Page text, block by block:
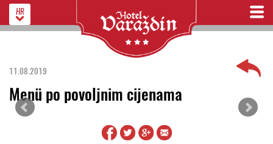
HR
11.08.2019
Menü po povoljnim cijenama